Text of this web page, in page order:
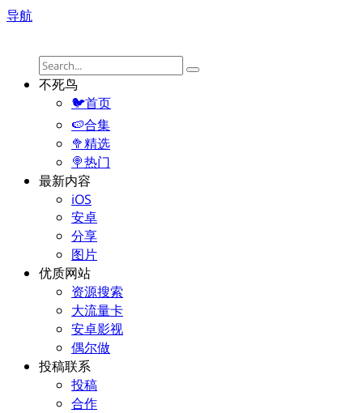
导航
不死鸟
🐦首页
🍉合集
🥦精选
🍭热门
最新内容
iOS
安卓
分享
图片
优质网站
资源搜索
大流量卡
安卓影视
偶尔做
投稿联系
投稿
合作